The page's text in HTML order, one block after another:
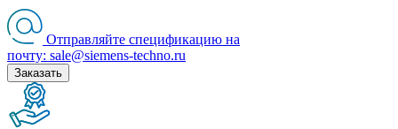
Отправляйте спецификацию на
почту: sale@siemens-techno.ru
Заказать